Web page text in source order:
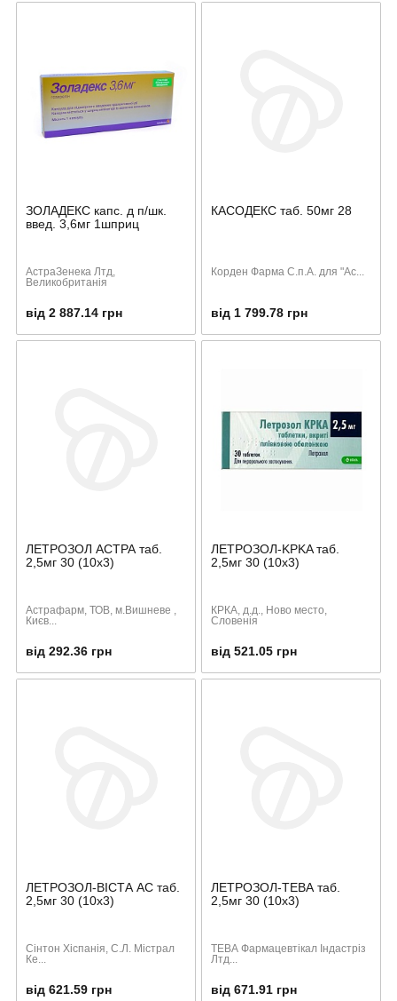
ЗОЛАДЕКС капс. д п/шк.
введ. 3,6мг 1шприц
АстраЗенека Лтд,
Великобританiя
від 2 887.14 грн
КАСОДЕКС таб. 50мг 28
Корден Фарма С.п.А. для "Ас...
від 1 799.78 грн
ЛЕТРОЗОЛ АСТРА таб.
2,5мг 30 (10х3)
Астрафарм, ТОВ, м.Вишневе ,
Києв...
від 292.36 грн
ЛЕТРОЗОЛ-KPKA таб.
2,5мг 30 (10х3)
КРКА, д.д., Ново место,
Словенія
від 521.05 грн
ЛЕТРОЗОЛ-ВІСТА АС таб.
2,5мг 30 (10х3)
Сінтон Хіспанія, С.Л. Містрал
Ке...
від 621.59 грн
ЛЕТРОЗОЛ-ТЕВА таб.
2,5мг 30 (10х3)
ТЕВА Фармацевтікал Індастріз
Лтд...
від 671.91 грн